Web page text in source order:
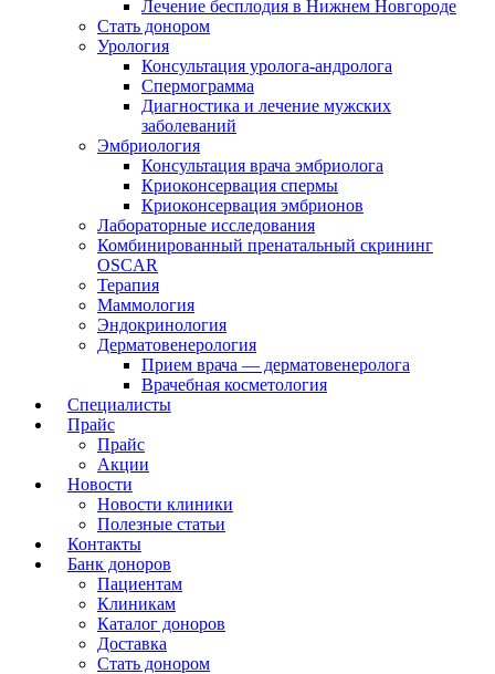
Лечение бесплодия в Нижнем Новгороде
Стать донором
Урология
Консультация уролога-андролога
Спермограмма
Диагностика и лечение мужских
заболеваний
Эмбриология
Консультация врача эмбриолога
Криоконсервация спермы
Криоконсервация эмбрионов
Лабораторные исследования
Комбинированный пренатальный скрининг
OSCAR
Терапия
Маммология
Эндокринология
Дерматовенерология
Прием врача — дерматовенеролога
Врачебная косметология
Специалисты
Прайс
Прайс
Акции
Новости
Новости клиники
Полезные статьи
Контакты
Банк доноров
Пациентам
Клиникам
Каталог доноров
Доставка
Стать донором